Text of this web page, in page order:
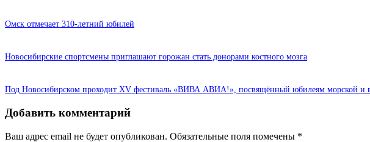
Омск отмечает 310-летний юбилей
Новосибирские спортсмены приглашают горожан стать донорами костного мозга
Под Новосибирском проходит XV фестиваль «ВИВА АВИА!», посвящённый юбилеям морской и
Добавить комментарий
Ваш адрес email не будет опубликован. Обязательные поля помечены *